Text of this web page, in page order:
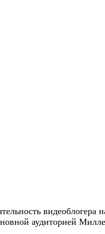
аудиторией